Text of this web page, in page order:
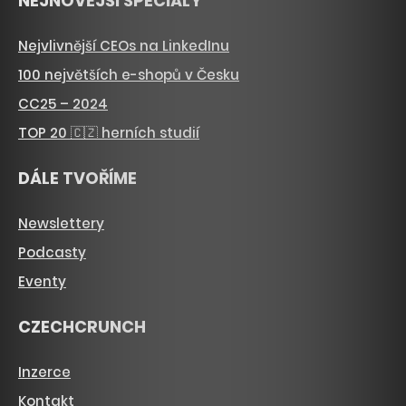
Nejvlivnější CEOs na LinkedInu
100 největších e-shopů v Česku
CC25 – 2024
TOP 20 🇨🇿 herních studií
DÁLE TVOŘÍME
Newslettery
Podcasty
Eventy
CZECHCRUNCH
Inzerce
Kontakt